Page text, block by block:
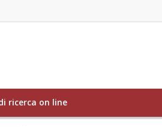
ricerca on line